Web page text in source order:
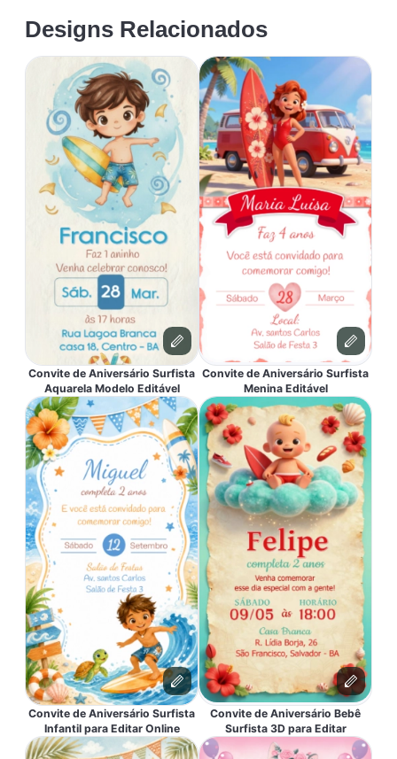
Designs Relacionados
Convite de Aniversário Surfista
Aquarela Modelo Editável
Convite de Aniversário Surfista
Infantil para Editar Online
Convite de Aniversário Surfista
Menina Editável
Convite de Aniversário Bebê
Surfista 3D para Editar